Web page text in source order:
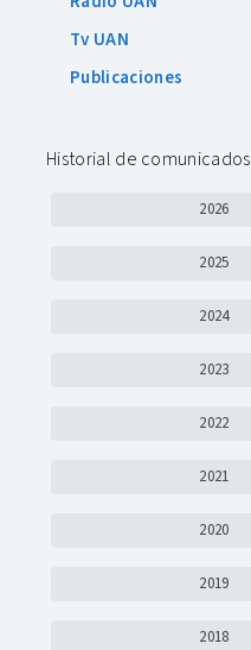
Tv UAN
Publicaciones
Historial de comunicados
2026
2025
2024
2023
2022
2021
2020
2019
2018